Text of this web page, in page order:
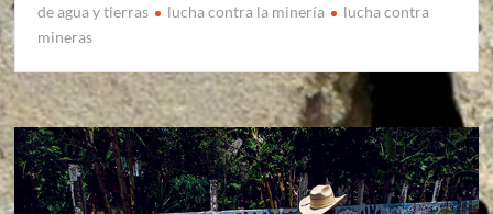
de agua y tierras
lucha contra la minería
lucha contra
mineras